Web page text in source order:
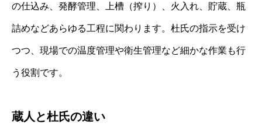
の仕込み、発酵管理、上槽（搾り）、火入れ、貯蔵、瓶
詰めなどあらゆる工程に関わります。杜氏の指示を受け
つつ、現場での温度管理や衛生管理など細かな作業も行
う役割です。
蔵人と杜氏の違い